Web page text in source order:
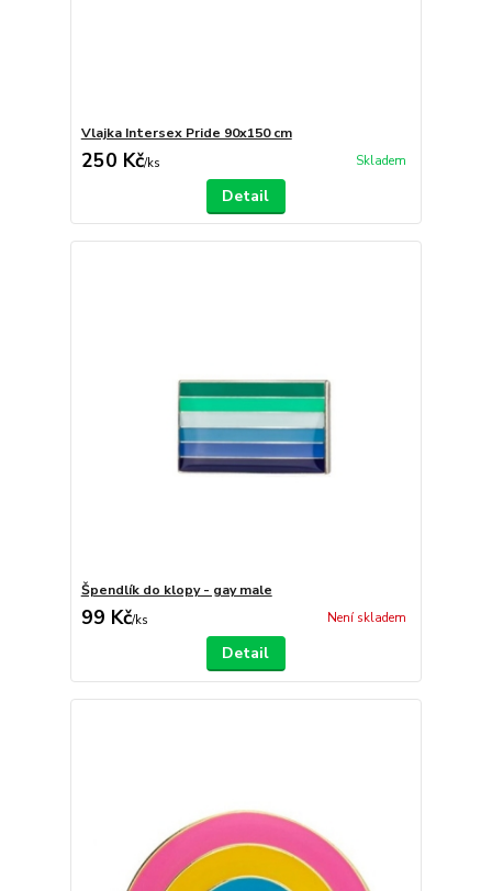
Vlajka Intersex Pride 90x150 cm
250 Kč/ks Skladem
Detail
Špendlík do klopy - gay male
99 Kč/ks Není skladem
Detail